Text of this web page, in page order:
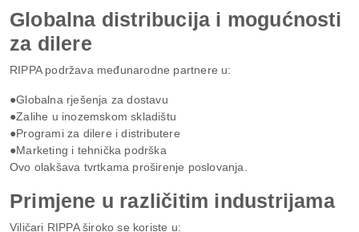
Globalna distribucija i mogućnosti
za dilere
RIPPA podržava međunarodne partnere u:
●Globalna rješenja za dostavu
●Zalihe u inozemskom skladištu
●Programi za dilere i distributere
●Marketing i tehnička podrška
Ovo olakšava tvrtkama proširenje poslovanja.
Primjene u različitim industrijama
Viličari RIPPA široko se koriste u: